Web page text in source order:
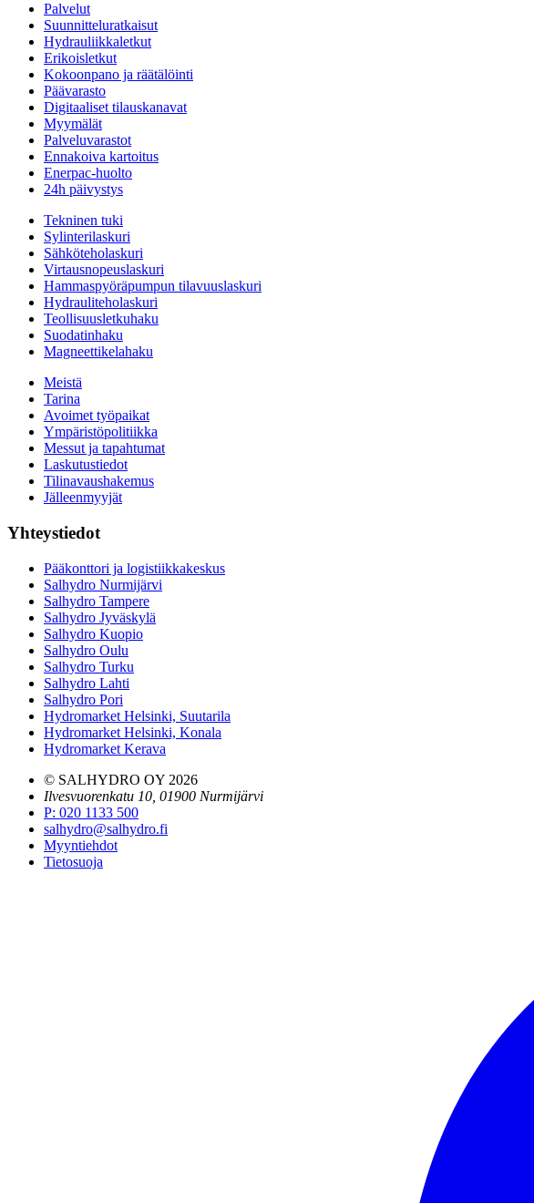
Palvelut
Suunnitteluratkaisut
Hydrauliikkaletkut
Erikoisletkut
Kokoonpano ja räätälöinti
Päävarasto
Digitaaliset tilauskanavat
Myymälät
Palveluvarastot
Ennakoiva kartoitus
Enerpac-huolto
24h päivystys
Tekninen tuki
Sylinterilaskuri
Sähköteholaskuri
Virtausnopeuslaskuri
Hammaspyöräpumpun tilavuuslaskuri
Hydrauliteholaskuri
Teollisuusletkuhaku
Suodatinhaku
Magneettikelahaku
Meistä
Tarina
Avoimet työpaikat
Ympäristöpolitiikka
Messut ja tapahtumat
Laskutustiedot
Tilinavaushakemus
Jälleenmyyjät
Yhteystiedot
Pääkonttori ja logistiikkakeskus
Salhydro Nurmijärvi
Salhydro Tampere
Salhydro Jyväskylä
Salhydro Kuopio
Salhydro Oulu
Salhydro Turku
Salhydro Lahti
Salhydro Pori
Hydromarket Helsinki, Suutarila
Hydromarket Helsinki, Konala
Hydromarket Kerava
© SALHYDRO OY 2026
Ilvesvuorenkatu 10, 01900 Nurmijärvi
P: 020 1133 500
salhydro@salhydro.fi
Myyntiehdot
Tietosuoja